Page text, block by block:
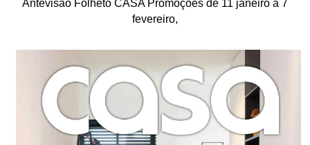
Antevisão Folheto CASA Promoções de 11 janeiro a 7
fevereiro,